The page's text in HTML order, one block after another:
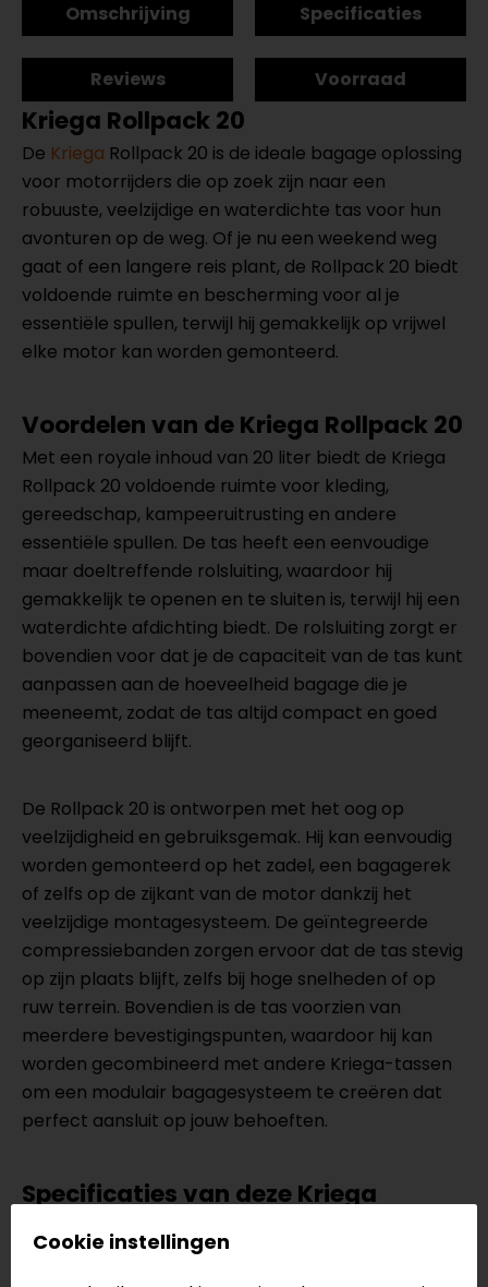
Omschrijving Specificaties
Reviews Voorraad
Kriega Rollpack 20
De Kriega Rollpack 20 is de ideale bagage oplossing
voor motorrijders die op zoek zijn naar een
robuuste, veelzijdige en waterdichte tas voor hun
avonturen op de weg. Of je nu een weekend weg
gaat of een langere reis plant, de Rollpack 20 biedt
voldoende ruimte en bescherming voor al je
essentiële spullen, terwijl hij gemakkelijk op vrijwel
elke motor kan worden gemonteerd.
Voordelen van de Kriega Rollpack 20
Met een royale inhoud van 20 liter biedt de Kriega
Rollpack 20 voldoende ruimte voor kleding,
gereedschap, kampeeruitrusting en andere
essentiële spullen. De tas heeft een eenvoudige
maar doeltreffende rolsluiting, waardoor hij
gemakkelijk te openen en te sluiten is, terwijl hij een
waterdichte afdichting biedt. De rolsluiting zorgt er
bovendien voor dat je de capaciteit van de tas kunt
aanpassen aan de hoeveelheid bagage die je
meeneemt, zodat de tas altijd compact en goed
georganiseerd blijft.
De Rollpack 20 is ontworpen met het oog op
veelzijdigheid en gebruiksgemak. Hij kan eenvoudig
worden gemonteerd op het zadel, een bagagerek
of zelfs op de zijkant van de motor dankzij het
veelzijdige montagesysteem. De geïntegreerde
compressiebanden zorgen ervoor dat de tas stevig
op zijn plaats blijft, zelfs bij hoge snelheden of op
ruw terrein. Bovendien is de tas voorzien van
meerdere bevestigingspunten, waardoor hij kan
worden gecombineerd met andere Kriega-tassen
om een modulair bagagesysteem te creëren dat
perfect aansluit op jouw behoeften.
Specificaties van deze Kriega
Rollpack 20
Cookie instellingen